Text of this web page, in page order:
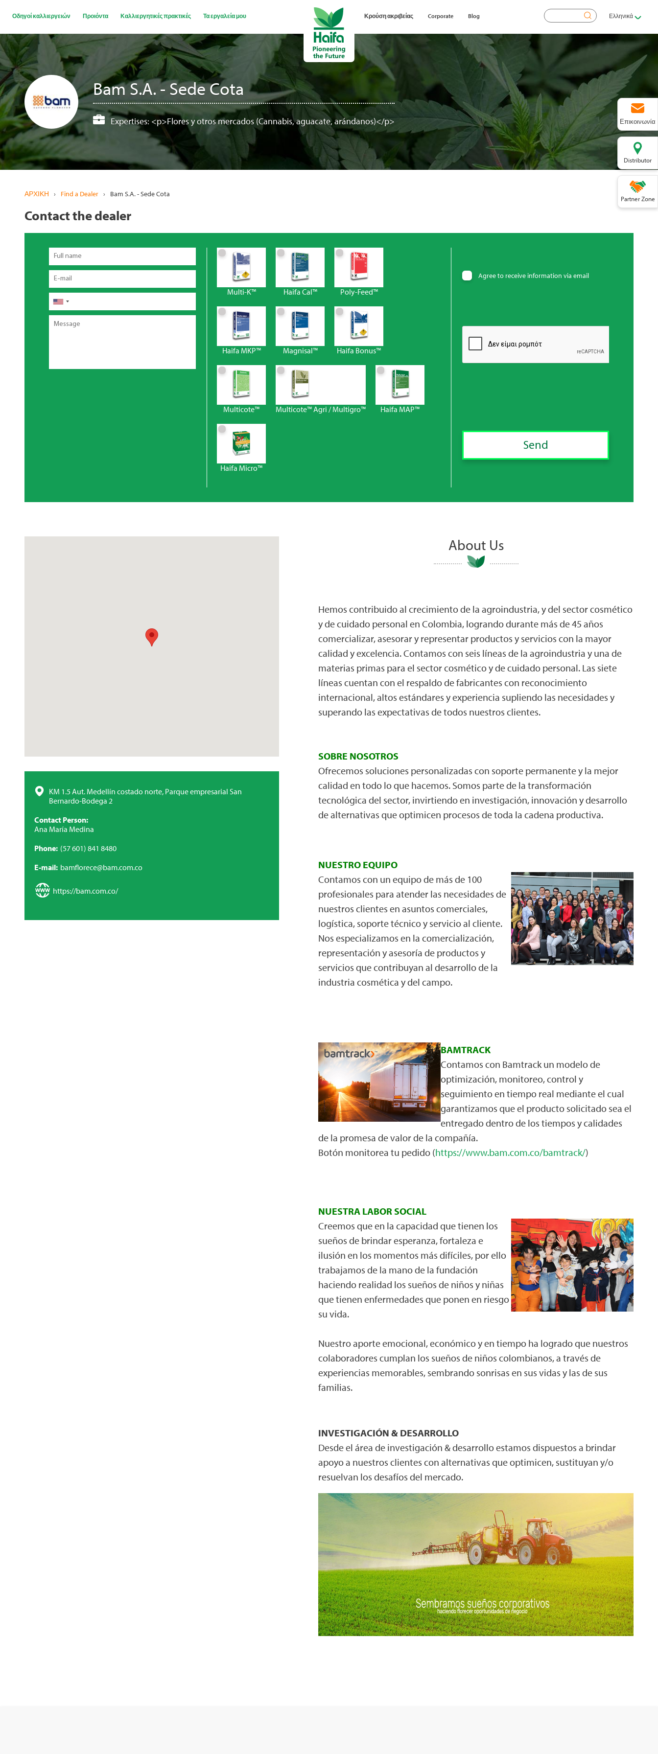
προς
κυρίως
περιεχόμενο
Επικοινωνία
Distributor
Partner Zone
Οδηγοί καλλιεργειών Προιόντα Καλλιεργητικές πρακτικές Τα εργαλεία μου Κρούση ακριβείας Corporate Blog Αναζήτηση Ελληνικά
Bam S.A. - Sede Cota
Expertises: <p>Flores y otros mercados (Cannabis, aguacate, arándanos)</p>
ΑΡΧΙΚΗ › Find a Dealer › Bam S.A. - Sede Cota
Contact the dealer
Full
name
Email
Τηλέφωνο
Message
Multi-K™ Haifa Cal™ Poly-Feed™
Haifa MKP™ Magnisal™ Haifa Bonus™
Multicote™ Multicote™ Agri / Multigro™ Haifa MAP™
Haifa Micro™
Agree to receive information via email
KM 1.5 Aut. Medellín costado norte, Parque empresarial San
Bernardo-Bodega 2
Contact Person
Ana María Medina
Phone (57 601) 841 8480
E-mail bamflorece@bam.com.co
https://bam.com.co/
About Us
Hemos contribuido al crecimiento de la agroindustria, y del sector cosmético
y de cuidado personal en Colombia, logrando durante más de 45 años
comercializar, asesorar y representar productos y servicios con la mayor
calidad y excelencia. Contamos con seis líneas de la agroindustria y una de
materias primas para el sector cosmético y de cuidado personal. Las siete
líneas cuentan con el respaldo de fabricantes con reconocimiento
internacional, altos estándares y experiencia supliendo las necesidades y
superando las expectativas de todos nuestros clientes.
SOBRE NOSOTROS
Ofrecemos soluciones personalizadas con soporte permanente y la mejor
calidad en todo lo que hacemos. Somos parte de la transformación
tecnológica del sector, invirtiendo en investigación, innovación y desarrollo
de alternativas que optimicen procesos de toda la cadena productiva.
NUESTRO EQUIPO
Contamos con un equipo de más de 100
profesionales para atender las necesidades de
nuestros clientes en asuntos comerciales,
logística, soporte técnico y servicio al cliente.
Nos especializamos en la comercialización,
representación y asesoría de productos y
servicios que contribuyan al desarrollo de la
industria cosmética y del campo.
BAMTRACK
Contamos con Bamtrack un modelo de
optimización, monitoreo, control y
seguimiento en tiempo real mediante el cual
garantizamos que el producto solicitado sea el
entregado dentro de los tiempos y calidades
de la promesa de valor de la compañía.
Botón monitorea tu pedido (https://www.bam.com.co/bamtrack/)
NUESTRA LABOR SOCIAL
Creemos que en la capacidad que tienen los
sueños de brindar esperanza, fortaleza e
ilusión en los momentos más difíciles, por ello
trabajamos de la mano de la fundación
haciendo realidad los sueños de niños y niñas
que tienen enfermedades que ponen en riesgo
su vida.
Nuestro aporte emocional, económico y en tiempo ha logrado que nuestros
colaboradores cumplan los sueños de niños colombianos, a través de
experiencias memorables, sembrando sonrisas en sus vidas y las de sus
familias.
INVESTIGACIÓN & DESARROLLO
Desde el área de investigación & desarrollo estamos dispuestos a brindar
apoyo a nuestros clientes con alternativas que optimicen, sustituyan y/o
resuelvan los desafíos del mercado.